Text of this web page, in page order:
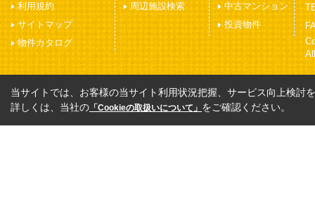
利用規約
サイトマップ
物件カタログ
周辺施設検索
中古マンション
投資物件
当サイトでは、お客様の当サイト利用状況把握、サービス向上検討
詳しくは、当社の 「Cookieの取扱いについて」 をご確認ください。